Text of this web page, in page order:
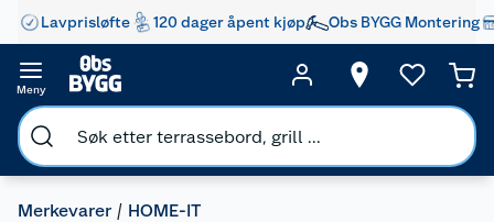
Lavprisløfte 120 dager åpent kjøp Obs BYGG Montering
Meny
Merkevarer HOME-IT